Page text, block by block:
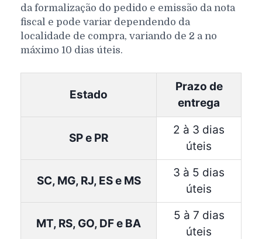
da formalização do pedido e emissão da nota
fiscal e pode variar dependendo da
localidade de compra, variando de 2 a no
máximo 10 dias úteis.
Estado
Prazo de
entrega
SP e PR
2 à 3 dias
úteis
SC, MG, RJ, ES e MS
3 à 5 dias
úteis
MT, RS, GO, DF e BA
5 à 7 dias
úteis